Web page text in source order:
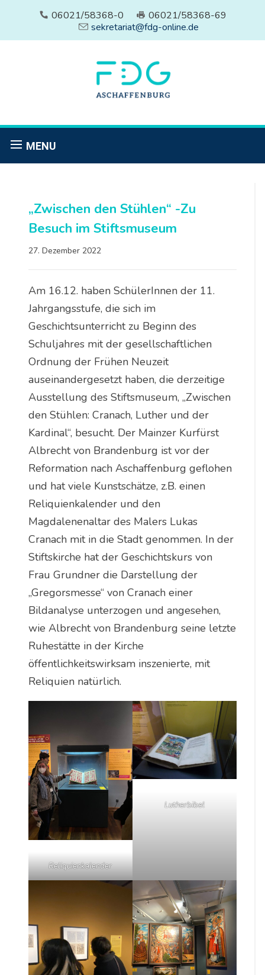
06021/58368-0
06021/58368-69
sekretariat@fdg-online.de
MENU
„Zwischen den Stühlen“ -Zu
Besuch im Stiftsmuseum
27. Dezember 2022
Am 16.12. haben SchülerInnen der 11.
Jahrgangsstufe, die sich im
Geschichtsunterricht zu Beginn des
Schuljahres mit der gesellschaftlichen
Ordnung der Frühen Neuzeit
auseinandergesetzt haben, die derzeitige
Ausstellung des Stiftsmuseum, „Zwischen
den Stühlen: Cranach, Luther und der
Kardinal“, besucht. Der Mainzer Kurfürst
Albrecht von Brandenburg ist vor der
Reformation nach Aschaffenburg geflohen
und hat viele Kunstschätze, z.B. einen
Reliquienkalender und den
Magdalenenaltar des Malers Lukas
Cranach mit in die Stadt genommen. In der
Stiftskirche hat der Geschichtskurs von
Frau Grundner die Darstellung der
„Gregorsmesse“ von Cranach einer
Bildanalyse unterzogen und angesehen,
wie Albrecht von Brandenburg seine letzte
Ruhestätte in der Kirche
öffentlichkeitswirksam inszenierte, mit
Reliquien natürlich.
Reliquienkalender
Lutherbibel